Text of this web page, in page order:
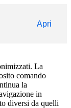
Apri
La
comando
la
in
diversi da quelli